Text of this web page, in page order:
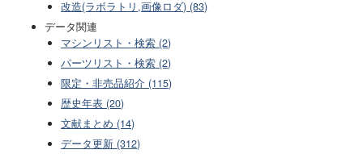
改造(ラボラトリ,画像ロダ) (83)
データ関連
マシンリスト・検索 (2)
パーツリスト・検索 (2)
限定・非売品紹介 (115)
歴史年表 (20)
文献まとめ (14)
データ更新 (312)